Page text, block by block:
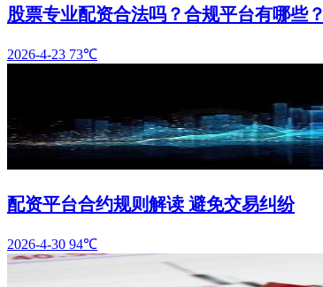
股票专业配资合法吗？合规平台有哪些？
2026-4-23 73℃
配资平台合约规则解读 避免交易纠纷
2026-4-30 94℃